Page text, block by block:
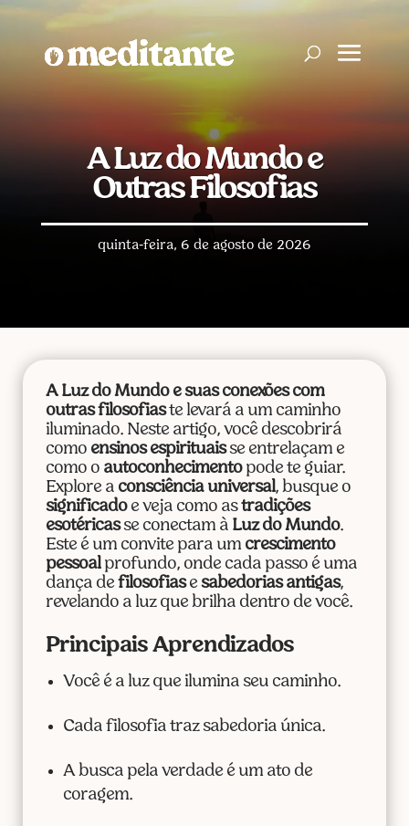
A Luz do Mundo e
Outras Filosofias
quinta-feira, 6 de agosto de 2026
A Luz do Mundo e suas conexões com
outras filosofiaste levará a um caminho
iluminado. Neste artigo, você descobrirá
como ensinos espirituaisse entrelaçam e
como o autoconhecimentopode te guiar.
Explore a consciência universal, busque o
significadoe veja como astradições
esotéricasse conectam à Luz do Mundo.
Este é um convite para um crescimento
pessoalprofundo, onde cada passo é uma
dança de filosofiase sabedorias antigas,
revelando a luz que brilha dentro de você.
Principais Aprendizados
Você é a luz que ilumina seu caminho.
Cada filosofia traz sabedoria única.
A busca pela verdade é um ato de
coragem.